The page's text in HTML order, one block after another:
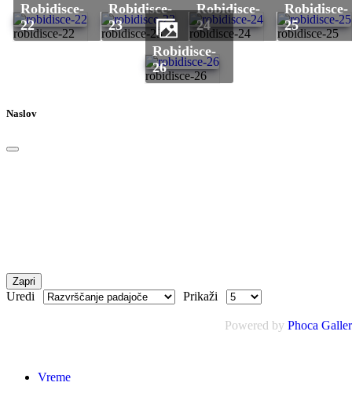
robidisce-22
robidisce-
22
robidisce-23
robidisce-
23
robidisce-24
robidisce-
24
robidisce-25
robidisce-
25
robidisce-26
robidisce-
26
Naslov
Zapri
Uredi Prikaži
Powered by Phoca
Vreme